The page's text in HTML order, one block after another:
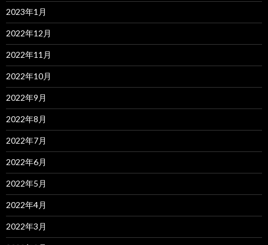
2023年1月
2022年12月
2022年11月
2022年10月
2022年9月
2022年8月
2022年7月
2022年6月
2022年5月
2022年4月
2022年3月